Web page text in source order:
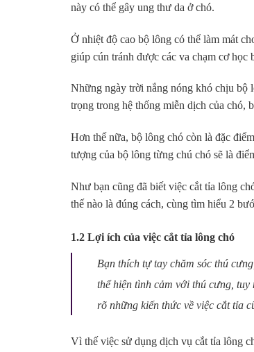
này có thể gây ung thư da ở chó.
Ở nhiệt độ cao bộ lông có thể làm mát
giúp cún tránh được các va chạm cơ học
Những ngày trời nắng nóng khó chịu bộ
trọng trong hệ thống miễn dịch của chó,
Hơn thế nữa, bộ lông chó còn là đặc
tượng của bộ lông từng chú chó sẽ là
Như bạn cũng đã biết việc cắt tỉa lông
thế nào là đúng cách, cùng tìm hiểu 2
1.2 Lợi ích của việc cắt tỉa lông chó
Bạn thích tự tay chăm sóc thú
thể hiện tình cảm với thú cưng,
rõ những kiến thức về việc cắt tỉa
Vì thế việc sử dụng dịch vụ cắt tỉa lông